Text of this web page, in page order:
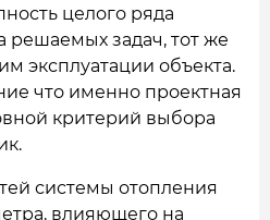
целого ряда
решаемых задач, тот же
эксплуатации объекта.
что именно проектная
критерий выбора
системы отопления
влияющего на